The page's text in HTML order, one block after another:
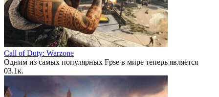
Call of Duty: Warzone
Одним из самых популярных Fpse в мире теперь является
03.1к.